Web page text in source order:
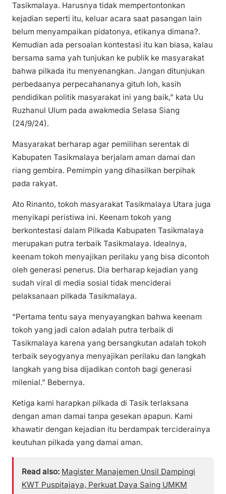
Tasikmalaya. Harusnya tidak mempertontonkan
kejadian seperti itu, keluar acara saat pasangan lain
belum menyampaikan pidatonya, etikanya dimana?.
Kemudian ada persoalan kontestasi itu kan biasa, kalau
bersama sama yah tunjukan ke publik ke masyarakat
bahwa pilkada itu menyenangkan. Jangan ditunjukan
perbedaanya perpecahananya gituh loh, kasih
pendidikan politik masyarakat ini yang baik,” kata Uu
Ruzhanul Ulum pada awakmedia Selasa Siang
(24/9/24).
Masyarakat berharap agar pemilihan serentak di
Kabupaten Tasikmalaya berjalam aman damai dan
riang gembira. Pemimpin yang dihasilkan berpihak
pada rakyat.
Ato Rinanto, tokoh masyarakat Tasikmalaya Utara juga
menyikapi peristiwa ini. Keenam tokoh yang
berkontestasi dalam Pilkada Kabupaten Tasikmalaya
merupakan putra terbaik Tasikmalaya. Idealnya,
keenam tokoh menyajikan perilaku yang bisa dicontoh
oleh generasi penerus. Dia berharap kejadian yang
sudah viral di media sosial tidak menciderai
pelaksanaan pilkada Tasikmalaya.
“Pertama tentu saya menyayangkan bahwa keenam
tokoh yang jadi calon adalah putra terbaik di
Tasikmalaya karena yang bersangkutan adalah tokoh
terbaik seyogyanya menyajikan perilaku dan langkah
langkah yang bisa dijadikan contoh bagi generasi
milenial.” Bebernya.
Ketiga kami harapkan pilkada di Tasik terlaksana
dengan aman damai tanpa gesekan apapun. Kami
khawatir dengan kejadian itu berdampak terciderainya
keutuhan pilkada yang damai aman.
Read also: Magister Manajemen Unsil Dampingi
KWT Puspitajaya, Perkuat Daya Saing UMKM